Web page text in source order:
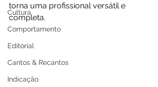
Cultura
Comportamento
Editorial
Cantos & Recantos
Indicação
torna uma profissional versátil e
completa.